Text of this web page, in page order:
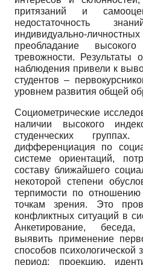
притязаний и
недостаточность
индивидуально-
преобладание
тревожности. Результаты
наблюдения привели к
студентов –
уровнем развития общей
Социометрические
наличии высокого
студенческих
дифференциация по
системе ориентаций,
составу ближайшего
некоторой степени
терпимости по
точкам зрения. Это
конфликтных ситуаций в
Анкетирование,
выявить применение
способов
период: проекцию,